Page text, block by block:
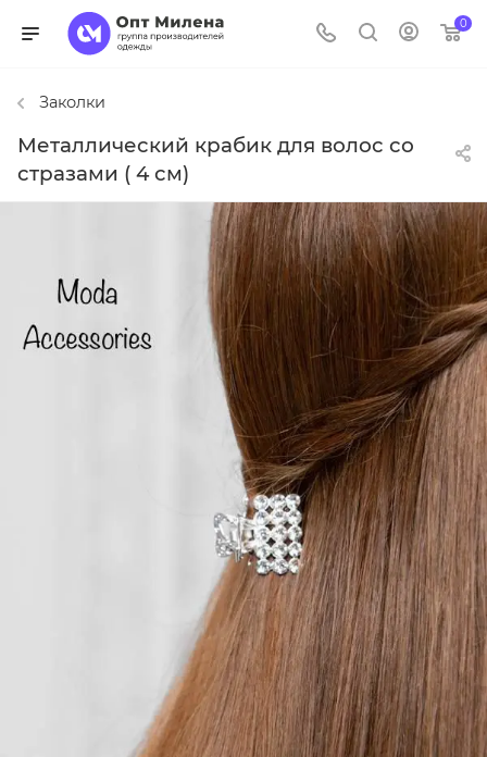
0
Заколки
Металлический крабик для волос со
стразами ( 4 см)